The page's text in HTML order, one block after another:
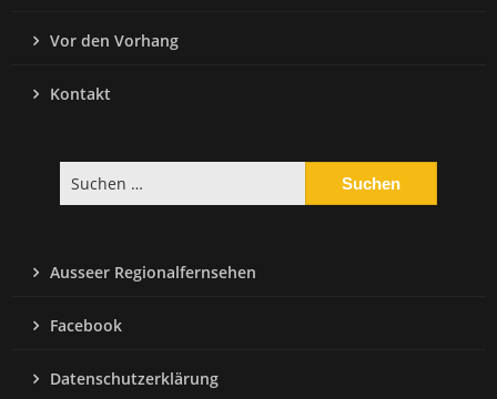
Vor den Vorhang
Kontakt
Suchen
nach:
Ausseer Regionalfernsehen
Facebook
Datenschutzerklärung